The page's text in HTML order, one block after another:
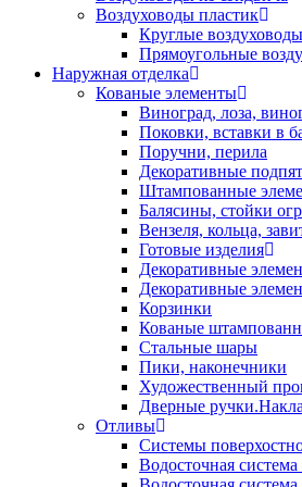
Воздуховоды пластик
Круглые воздуховоды
Прямоугольные
Наружная отделка
Кованые элементы
Виноград, лоза,
Поковки, вставки в
Поручни, перила
Декоративные
Штампованные
Балясины, стойки
Вензеля, кольца,
Готовые изделия
Декоративные
Декоративные
Корзинки
Кованые
Стальные шары
Пики, наконечники
Художественный
Дверные
Отливы
Системы
Водосточная система